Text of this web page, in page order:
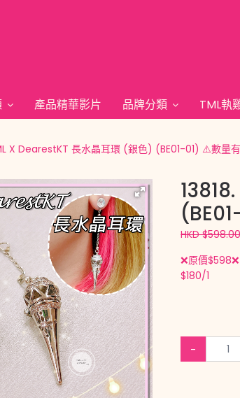
產品精華影片 品牌分類 TML執
X DearestKT 長水晶耳環 (銀色) (BE01-01) ⚠️數量
HKD
❌原價$598❌
$180/1
-